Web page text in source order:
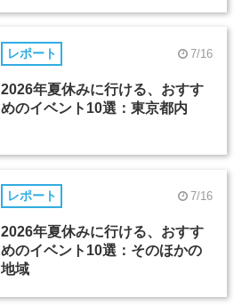
レポート 7/16
2026年夏休みに行ける、おすす
めのイベント10選：東京都内
レポート 7/16
2026年夏休みに行ける、おすす
めのイベント10選：そのほかの
地域